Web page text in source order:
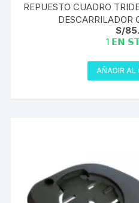
REPUESTO CUADRO
S/
1 𝗘𝗡
AÑADIR AL